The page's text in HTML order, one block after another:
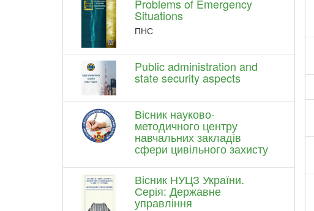
Problems of Emergency
Situations
ПНС
Public administration and
state security aspects
Вісник науково-
методичного центру
навчальних закладів
сфери цивільного захисту
Вісник НУЦЗ України.
Серія: Державне
управління